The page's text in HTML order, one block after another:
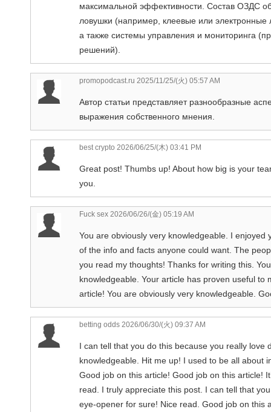
максимальной эффективности. Состав ОЗДС
ловушки (например, клеевые или электронные
а также системы управления и мониторинга
решений).
promopodcast.ru 2025/11/25/(火) 05:57 AM
Автор статьи представляет разнообразные
выражения собственного мнения.
best crypto 2026/06/25/(木) 03:41 PM
Great post! Thumbs up! About how big is your
you.
Fuck sex 2026/06/26/(金) 05:19 AM
You are obviously very knowledgeable. I
of the info and facts anyone could want. The
you read my thoughts! Thanks for writing this.
knowledgeable. Your article has proven useful
article! You are obviously very knowledgeable.
betting odds 2026/06/30/(火) 09:37 AM
I can tell that you do this because you really love
knowledgeable. Hit me up! I used to be all about
Good job on this article! Good job on this article!
read. I truly appreciate this post. I can tell that
eye-opener for sure! Nice read. Good job on this